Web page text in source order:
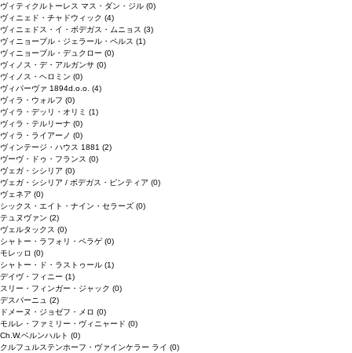
ヴィティクルトーレス マス・ダン・ジル (0)
ヴィニェド・チャドウィック (4)
ヴィニェドス・イ・ボデガス・ムニョス (3)
ヴィニョーブル・ジェラール・ペルス (1)
ヴィニョーブル・デュクロー (0)
ヴィノス・デ・アルガンサ (0)
ヴィノス・ヘロミン (0)
ヴィパーヴァ 1894d.o.o. (4)
ヴィラ・ウォルフ (0)
ヴィラ・デッリ・オリミ (1)
ヴィラ・テルリーナ (0)
ヴィラ・ライアーノ (0)
ヴィンテージ・ハウス 1881 (2)
ヴーヴ・ドゥ・フランス (0)
ヴェガ・シシリア (0)
ヴェガ・シシリア / ボデガス・ピンティア (0)
ヴェネア (0)
シックス・エイト・ナイン・セラーズ (0)
テュヌヴァン (2)
ヴェルタックス (0)
シャトー・ラフォリ・ペラゲ (0)
モレッロ (0)
シャトー・ド・ラストゥール (1)
デイヴ・フィニー (1)
スリー・フィンガー・ジャック (0)
デスパーニュ (2)
ドメーヌ・ジョゼフ・メロ (0)
モルレ・ファミリー・ヴィニャード (0)
Ch.W.ベルンハルト (0)
クルフュルステンホーフ・ヴァインケラー ライ (0)